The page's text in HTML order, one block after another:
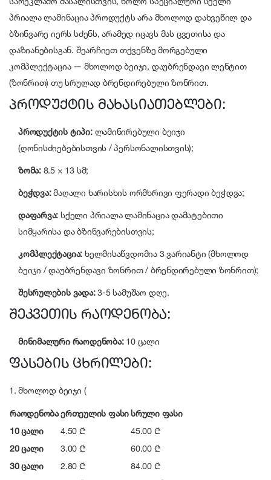
პრიალა ლამინაცია პროდუქტს არა მხოლოდ დახვეწილ და
ბზინვარე იერს სძენს, არამედ იცავს მას ცვეთისა და
დაზიანებისგან. შეარჩიეთ თქვენზე მორგებული
კომპლექტაცია — მხოლოდ ბეიჯი, დაუბრენდავი ლენტით
(ზონრით) თუ სრულად ბრენდირებული ზონრით.
პროდუქტის მახასიათებლები:
პროდუქტის ტიპი:ლამინირებული ბეიჯი
(ღონისძიებებისთვის / პერსონალისთვის);
ზომა:8.5 × 13 სმ;
ბეჭდვა:მაღალი ხარისხის ორმხრივი ფერადი ბეჭდვა;
დაფარვა: სქელი პრიალა ლამინაცია დამატებითი
სიმყარისა და ბზინვარებისთვის;
კომპლექტაცია: ხელმისაწვდომია 3 ვარიანტი (მხოლოდ
ბეიჯი / დაუბრენდავი ზონრით / ბრენდირებული ზონრით);
შესრულების ვადა:3-5 სამუშაო დღე.
შეკვეთის რაოდენობა:
მინიმალური რაოდენობა:10 ცალი
ფასების ცხრილები:
1. მხოლოდ ბეიჯი (
რაოდენობაერთეულის ფასისრული ფასი
10 ცალი
4.50 ₾
45.00 ₾
20 ცალი
3.00 ₾
60.00 ₾
30 ცალი
2.80 ₾
84.00 ₾